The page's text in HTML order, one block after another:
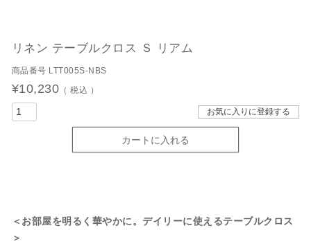
リネン テーブルクロス Ｓ リアム
商品番号 LTT005S-NBS
¥10,230 税込
お気に入りに登録する
カートに入れる
＜お部屋を明るく華やかに。デイリーに使えるテーブルクロス
＞